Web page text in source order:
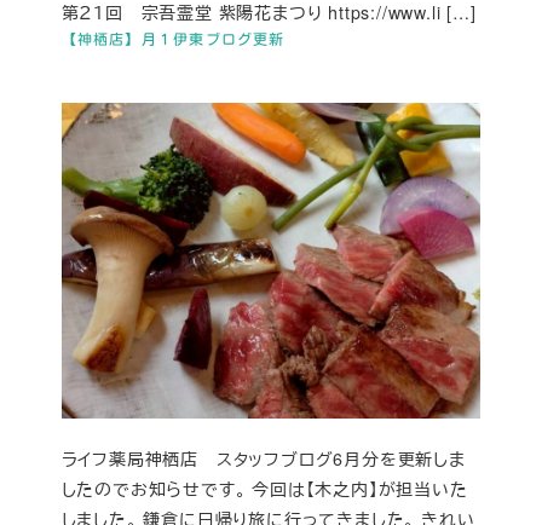
【神栖店】月１伊東ブログ更新
第２１回 宗吾霊堂 紫陽花まつり https://www.li […]
ライフ薬局神栖店 スタッフブログ6月分を更新しま
したのでお知らせです。 今回は【木之内】が担当いた
しました。 鎌倉に日帰り旅に行ってきました。 きれい